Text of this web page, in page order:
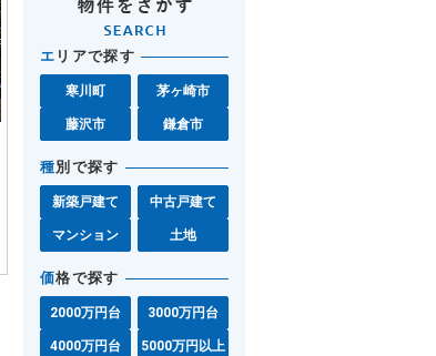
エ リアで探す
寒川町 茅ヶ崎市
藤沢市 鎌倉市
種別で探す
新築戸建て 中古戸建て
マンション 土地
価格で探す
2000万円台 3000万円台
4000万円台 5000万円以上